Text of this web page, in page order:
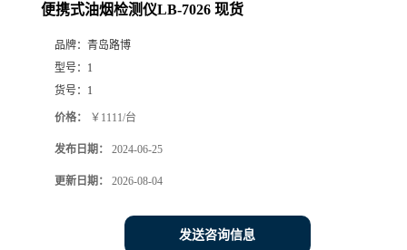
厅
便携式油烟检测仪LB-7026 现货
品牌： 青岛路博
型号： 1
货号： 1
价格： ￥1111/台
发布日期： 2024-06-25
更新日期： 2026-08-04
发送咨询信息